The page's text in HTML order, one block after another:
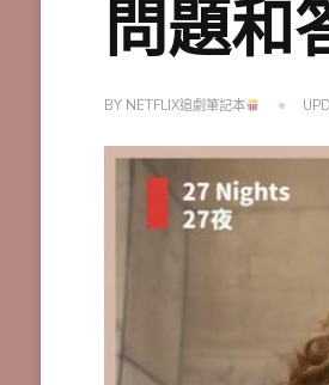
問題和
BY NETFLIX追劇筆記本